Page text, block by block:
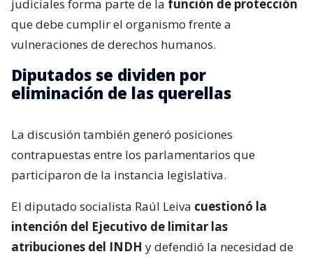
judiciales forma parte de la función de protección
que debe cumplir el organismo frente a
vulneraciones de derechos humanos.
Diputados se dividen por
eliminación de las querellas
La discusión también generó posiciones
contrapuestas entre los parlamentarios que
participaron de la instancia legislativa.
El diputado socialista Raúl Leiva cuestionó la
intención del Ejecutivo de limitar las
atribuciones del INDH y defendió la necesidad de